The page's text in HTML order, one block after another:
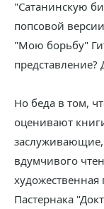
"Сатанинскую
попсовой
"Мою борьбу"
представление?
Но беда в том,
оценивают
заслуживающие,
вдумчивого
Пастернака